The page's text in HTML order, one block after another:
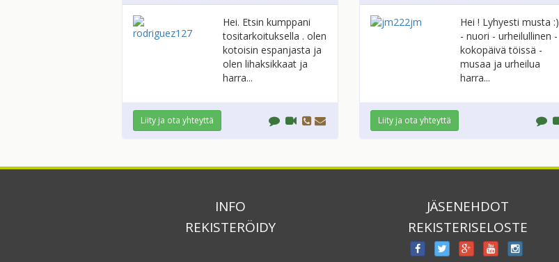
Hei. Etsin kumppani
tositarkoituksella . olen
kotoisin espanjasta ja
olen lihaksikkaat ja
harra...
Liity ja ota yhteyttä
Hei ! Lyhyesti musta :)
- nuori - urheilullinen -
kokopäivä töissä -
musaa ja urheilua
harra...
Liity ja ota yhteyttä
INFO
REKISTERÖIDY
JÄSENEHDOT
REKISTERISELOSTE